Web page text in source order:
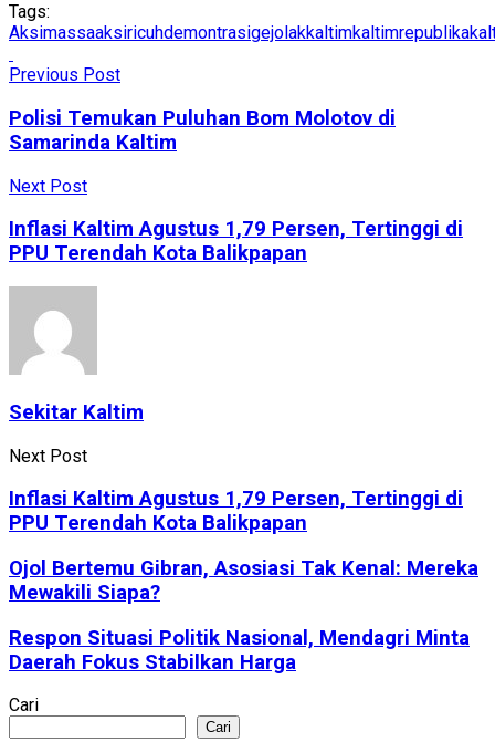
Tags:
Aksimassaaksiricuhdemontrasigejolakkaltimkaltimrepublika
Previous Post
Polisi Temukan Puluhan Bom Molotov di
Samarinda Kaltim
Next Post
Inflasi Kaltim Agustus 1,79 Persen, Tertinggi di
PPU Terendah Kota Balikpapan
Sekitar Kaltim
Next Post
Inflasi Kaltim Agustus 1,79 Persen, Tertinggi di
PPU Terendah Kota Balikpapan
Ojol Bertemu Gibran, Asosiasi Tak Kenal: Mereka
Mewakili Siapa?
Respon Situasi Politik Nasional, Mendagri Minta
Daerah Fokus Stabilkan Harga
Cari
Cari